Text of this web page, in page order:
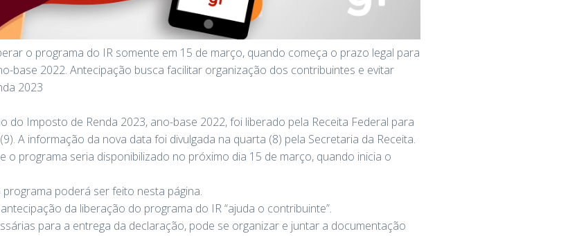
o programa do IR somente em 15 de março, quando começa o prazo legal para
base 2022. Antecipação busca facilitar organização dos contribuintes e evitar
2023
do Imposto de Renda 2023, ano-base 2022, foi liberado pela Receita Federal para
A informação da nova data foi divulgada na quarta (8) pela Secretaria da Receita.
o programa seria disponibilizado no próximo dia 15 de março, quando inicia o
poderá ser feito nesta página.
da liberação do programa do IR “ajuda o contribuinte”.
para a entrega da declaração, pode se organizar e juntar a documentação